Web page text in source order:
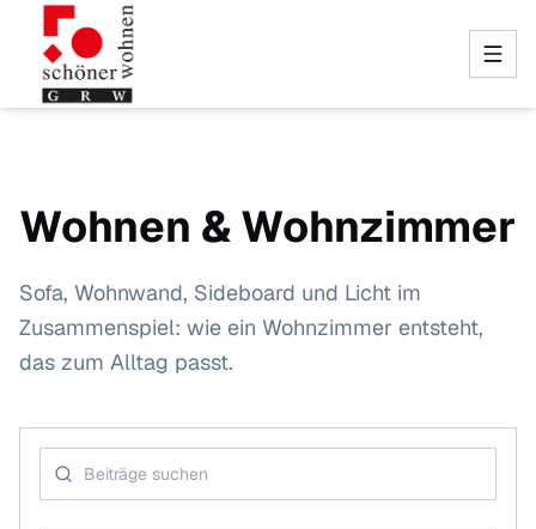
Wohnen & Wohnzimmer
Sofa, Wohnwand, Sideboard und Licht im
Zusammenspiel: wie ein Wohnzimmer entsteht,
das zum Alltag passt.
Blog-Beiträge suchen